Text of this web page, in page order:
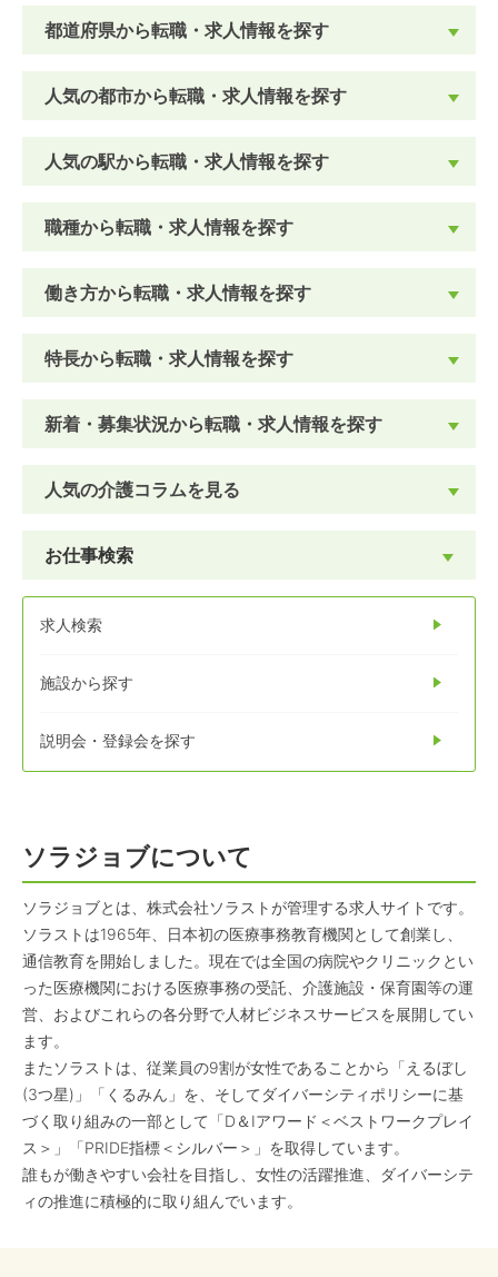
都道府県から転職・求人情報を探す
人気の都市から転職・求人情報を探す
人気の駅から転職・求人情報を探す
職種から転職・求人情報を探す
働き方から転職・求人情報を探す
特長から転職・求人情報を探す
新着・募集状況から転職・求人情報を探す
人気の介護コラムを見る
お仕事検索
求人検索
施設から探す
説明会・登録会を探す
ソラジョブについて
ソラジョブとは、株式会社ソラストが管理する求人サイトです。
ソラストは1965年、日本初の医療事務教育機関として創業し、
通信教育を開始しました。現在では全国の病院やクリニックとい
った医療機関における医療事務の受託、介護施設・保育園等の運
営、およびこれらの各分野で人材ビジネスサービスを展開してい
ます。
またソラストは、従業員の9割が女性であることから「えるぼし
(3つ星)」「くるみん」を、そしてダイバーシティポリシーに基
づく取り組みの一部として「D＆Iアワード＜ベストワークプレイ
ス＞」「PRIDE指標＜シルバー＞」を取得しています。
誰もが働きやすい会社を目指し、女性の活躍推進、ダイバーシテ
ィの推進に積極的に取り組んでいます。